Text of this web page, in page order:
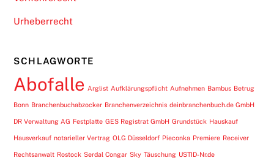
Urheberrecht
SCHLAGWORTE
Abofalle Arglist Aufklärungspflicht Aufnehmen Bambus Betrug
Bonn Branchenbuchabzocker Branchenverzeichnis deinbranchenbuch.de GmbH
DR Verwaltung AG Festplatte GES Registrat GmbH Grundstück Hauskauf
Hausverkauf notarieller Vertrag OLG Düsseldorf Pieconka Premiere Receiver
Rechtsanwalt Rostock Serdal Congar Sky Täuschung USTID-Nr.de